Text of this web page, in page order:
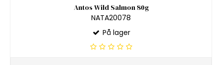
Antos Wild Salmon 80g
NATA20078
På lager